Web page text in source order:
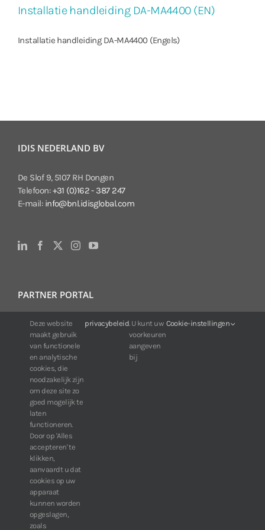
Installatie handleiding DA-MA4400 (EN)
Installatie handleiding DA-MA4400 (Engels)
IDIS NEDERLAND BV
De Slof 9, 5107 RH Dongen
Telefoon:+31 (0)162 - 387 247
E-mail: info@bnl.idisglobal.com
PARTNER PORTAL
Voor klanten van IDIS:
24/7 beschikbaarheid, altijd en overal.
Web:https://portal.idisglobal.solutions
TOP DOWNLOADS
Software IDIS Center V7.1.0
160.74 MB
Software IDIS Discovery V4.8.1
13.87 MB
» Bekijk meer downloads
Deze website
maakt gebruik
van functionele
en analytische
cookies, die
noodzakelijk zijn
om deze site zo
goed mogelijk te
laten
functioneren.
Door op 'Alles
accepteren' te
klikken,
aanvaardt u dat
cookies op uw
apparaat
kunnen worden
opgeslagen,
zoals
privacybeleid. U kunt uw
voorkeuren
aangeven
bij
Cookie-instellingen